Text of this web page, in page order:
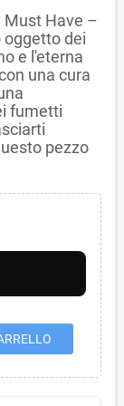
Must Have –
oggetto dei
e l'eterna
una cura
fumetti
pezzo